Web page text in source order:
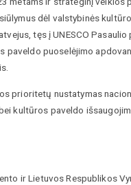
dėl valstybinės
tęs į UNESCO Pasaulio
paveldo puoselėjimo
prioritetų nustatymas
kultūros paveldo
ir Lietuvos Respublikos